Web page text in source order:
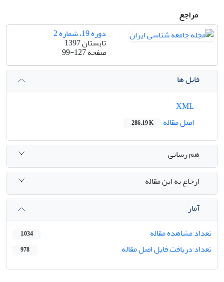
مراجع
دوره 19، شماره 2
تابستان 1397
صفحه99-127
فایل ها
اصل مقاله
286.19 K
هم رسانی
ارجاع به این مقاله
آمار
تعداد مشاهده مقاله
1,034
تعداد دریافت فایل اصل مقاله 978